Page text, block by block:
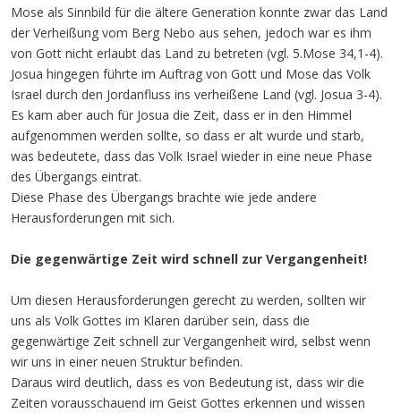
Mose als Sinnbild für die ältere Generation konnte zwar das Land
der Verheißung vom Berg Nebo aus sehen, jedoch war es ihm
von Gott nicht erlaubt das Land zu betreten (vgl. 5.Mose 34,1-4).
Josua hingegen führte im Auftrag von Gott und Mose das Volk
Israel durch den Jordanfluss ins verheißene Land (vgl. Josua 3-4).
Es kam aber auch für Josua die Zeit, dass er in den Himmel
aufgenommen werden sollte, so dass er alt wurde und starb,
was bedeutete, dass das Volk Israel wieder in eine neue Phase
des Übergangs eintrat.
Diese Phase des Übergangs brachte wie jede andere
Herausforderungen mit sich.
Die gegenwärtige Zeit wird schnell zur Vergangenheit!
Um diesen Herausforderungen gerecht zu werden, sollten wir
uns als Volk Gottes im Klaren darüber sein, dass die
gegenwärtige Zeit schnell zur Vergangenheit wird, selbst wenn
wir uns in einer neuen Struktur befinden.
Daraus wird deutlich, dass es von Bedeutung ist, dass wir die
Zeiten vorausschauend im Geist Gottes erkennen und wissen